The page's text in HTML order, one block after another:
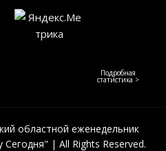
Подробная
статистика >
областной еженедельник
Сегодня" | All Rights Reserved.